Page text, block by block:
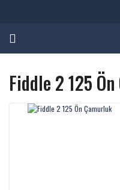
Fiddle 2 125